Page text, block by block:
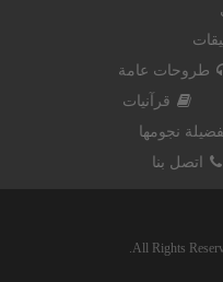
طروحات عامة
قرآنيات
نجومها
اتصل بنا